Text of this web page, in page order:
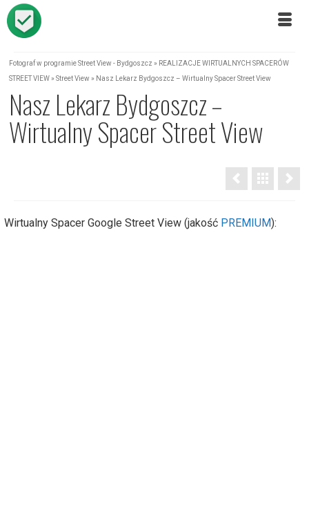
Fotograf w programie Street View - Bydgoszcz » REALIZACJE WIRTUALNYCH SPACERÓW
STREET VIEW» Street View » Nasz Lekarz Bydgoszcz – Wirtualny Spacer Street View
Nasz Lekarz Bydgoszcz –
Wirtualny Spacer Street View
Wirtualny Spacer Google Street View (jakość PREMIUM):